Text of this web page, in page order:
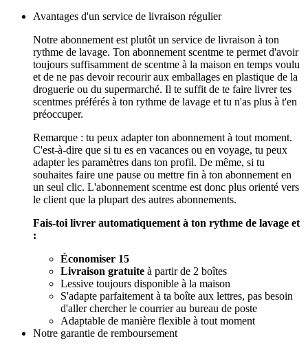
Avantages d'un service de livraison régulier
Notre abonnement est plutôt un service de livraison à ton
rythme de lavage. Ton abonnement scentme te permet d'avoir
toujours suffisamment de scentme à la maison en temps voulu
et de ne pas devoir recourir aux emballages en plastique de la
droguerie ou du supermarché. Il te suffit de te faire livrer tes
scentmes préférés à ton rythme de lavage et tu n'as plus à t'en
préoccuper.
Remarque : tu peux adapter ton abonnement à tout moment.
C'est-à-dire que si tu es en vacances ou en voyage, tu peux
adapter les paramètres dans ton profil. De même, si tu
souhaites faire une pause ou mettre fin à ton abonnement en
un seul clic. L'abonnement scentme est donc plus orienté vers
le client que la plupart des autres abonnements.
Fais-toi livrer automatiquement à ton rythme de lavage et
:
Économiser 15
Livraison gratuite à partir de 2 boîtes
Lessive toujours disponible à la maison
S'adapte parfaitement à ta boîte aux lettres, pas besoin
d'aller chercher le courrier au bureau de poste
Adaptable de manière flexible à tout moment
Notre garantie de remboursement